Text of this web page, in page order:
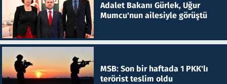
Adalet Bakanı Gürlek, Uğur
Mumcu'nun ailesiyle görüştü
MSB: Son bir haftada 1 PKK'lı
terörist teslim oldu